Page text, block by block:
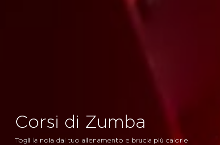
Corsi di Zumba
Togli la noia dal tuo allenamento e brucia più calorie